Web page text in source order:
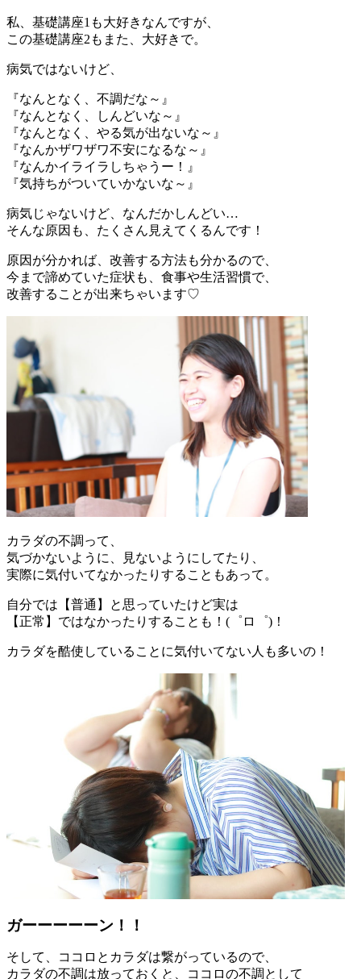
私、基礎講座1も大好きなんですが、
この基礎講座2もまた、大好きで。
病気ではないけど、
『なんとなく、不調だな～』
『なんとなく、しんどいな～』
『なんとなく、やる気が出ないな～』
『なんかザワザワ不安になるな～』
『なんかイライラしちゃうー！』
『気持ちがついていかないな～』
病気じゃないけど、なんだかしんどい…
そんな原因も、たくさん見えてくるんです！
原因が分かれば、改善する方法も分かるので、
今まで諦めていた症状も、食事や生活習慣で、
改善することが出来ちゃいます♡
カラダの不調って、
気づかないように、見ないようにしてたり、
実際に気付いてなかったりすることもあって。
自分では【普通】と思っていたけど実は
【正常】ではなかったりすることも！(゜ロ゜)！
カラダを酷使していることに気付いてない人も多いの！
ガーーーーーン！！
そして、ココロとカラダは繋がっているので、
カラダの不調は放っておくと、ココロの不調として